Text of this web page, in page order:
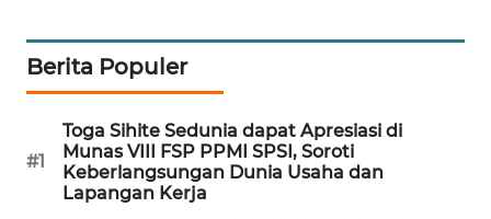
Berita Populer
#1
Toga Sihite Sedunia dapat Apresiasi di
Munas VIII FSP PPMI SPSI, Soroti
Keberlangsungan Dunia Usaha dan
Lapangan Kerja
KONSUMEN
LISTRIK
MASYARAKAT
KELISTRIKAN